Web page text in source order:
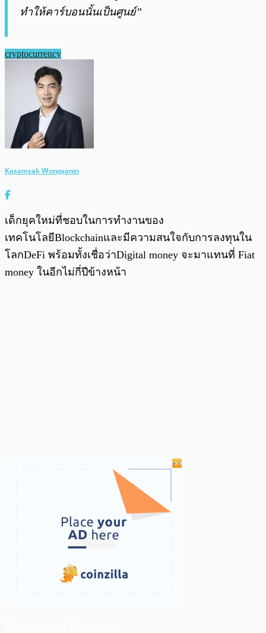
ทำให้คาร์บอนนั้นเป็นศูนย์”
cryptocurrency
Kasamsak Wongsanin
เด็กยุคใหม่ที่ชอบในการทำงานของ
เทคโนโลยีBlockchainและมีความสนใจกับการลงทุนใน
โลกDeFi พร้อมทั้งเชื่อว่าDigital money จะมาแทนที่ Fiat
money ในอีกไม่กี่ปีข้างหน้า